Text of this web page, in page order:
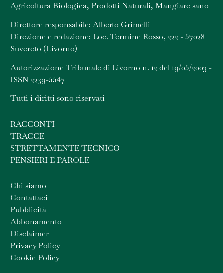
Agricoltura Biologica, Prodotti Naturali, Mangiare sano
Direttore responsabile: Alberto Grimelli
Direzione e redazione: Loc. Termine Rosso, 222 - 57028
Suvereto (Livorno)
Autorizzazione Tribunale di Livorno n. 12 del 19/05/2003 -
ISSN 2239-5547
Tutti i diritti sono riservati
RACCONTI
TRACCE
STRETTAMENTE TECNICO
PENSIERI E PAROLE
Chi siamo
Contattaci
Pubblicità
Abbonamento
Disclaimer
Privacy Policy
Cookie Policy